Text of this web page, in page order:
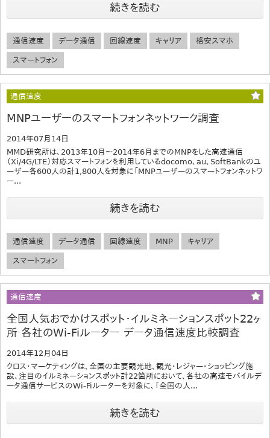
続きを読む
通信速度 データ通信 回線速度 キャリア 格安スマホ
スマートフォン
通信速度
MNPユーザーのスマートフォンネットワーク調査
2014年07月14日
MMD研究所は、2013年10月～2014年6月までのMNPをした高速通信
（Xi/4G/LTE）対応スマートフォンを利用しているdocomo、au、SoftBankのユ
ーザー各600人の計1,800人を対象に「MNPユーザーのスマートフォンネットワ
ー...
続きを読む
通信速度 データ通信 回線速度 MNP キャリア
スマートフォン
通信速度
全国人気おでかけスポット・イルミネーションスポット22ヶ
所 各社のWi-Fiルーター データ通信速度比較調査
2014年12月04日
クロス・マーケティングは、全国の主要観光地、観光・レジャー・ショッピング施
設、注目のイルミネーションスポット計22箇所において、各社の高速モバイルデ
ータ通信サービスのWi-Fiルーターを対象に、「全国の人...
続きを読む